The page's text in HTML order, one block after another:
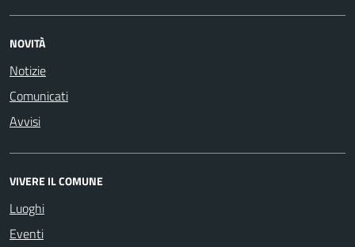
NOVITÀ
Notizie
Comunicati
Avvisi
VIVERE IL COMUNE
Luoghi
Eventi